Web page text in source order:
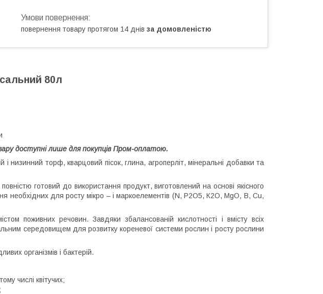
повернення товару протягом 14 днів за домовленістю
80л
доступні лише для покупців Пром-оплатою.
і низинний торф, кварцовий пісок, глина, агроперліт, мінеральні добавки та
готовий до використання продукт, виготовлений на основі якісного
необхідних для росту мікро – і маркоелементів (N, P2О5, К2O, MgO, B, Cu,
поживних речовин. Завдяки збалансованій кислотності і вмісту всіх
середовищем для розвитку кореневої системи рослин і росту рослини
організмів і бактерій.
числі квітучих;